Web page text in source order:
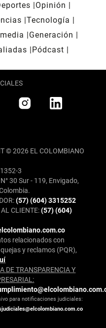
Opinión
Tecnología
Generación
Pódcast
© 2026 EL COLOMBIANO
3
30 Sur - 119, Envigado,
(57) (604) 3315252
CLIENTE:(57) (604)
relacionados con
y reclamos (PQR),
DE TRANSPARENCIA Y
para notificaciones judiciales: